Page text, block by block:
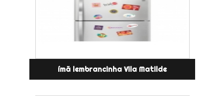
ímã lembrancinha Vila Matilde